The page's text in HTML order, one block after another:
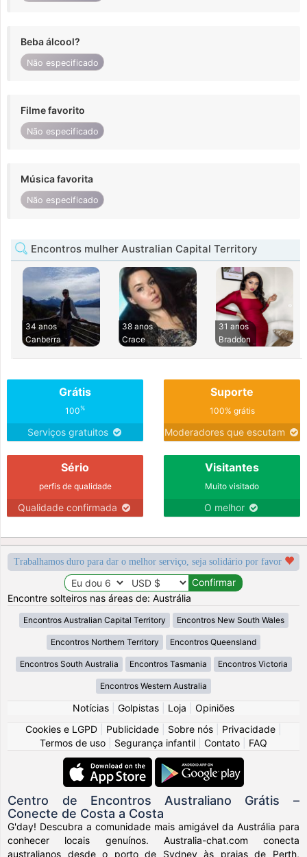
Beba álcool?
Não especificado
Filme favorito
Não especificado
Música favorita
Não especificado
Encontros mulher Australian Capital Territory
34 anos
Canberra
38 anos
Crace
31 anos
Braddon
Grátis
100%
Serviços gratuitos
Suporte
100% grátis
Moderadores que escutam
Sério
perfis de qualidade
Qualidade confirmada
Visitantes
Muito visitado
O melhor
Trabalhamos duro para dar o melhor serviço, seja solidário por favor
Encontre solteiros nas áreas de: Austrália
Encontros Australian Capital Territory Encontros New South Wales
Encontros Northern Territory Encontros Queensland
Encontros South Australia Encontros Tasmania Encontros Victoria
Encontros Western Australia
Notícias Golpistas Loja
Opiniões
Cookies e LGPD
Publicidade Sobre nós Privacidade
Termos de uso
Segurança infantil Contato FAQ
Centro de Encontros Australiano Grátis –
Conecte de Costa a Costa
G'day! Descubra a comunidade mais amigável da Austrália para
conhecer locais genuínos. Australia-chat.com conecta
australianos desde o porto de Sydney às praias de Perth,